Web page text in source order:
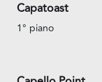
Capatoast
1° piano